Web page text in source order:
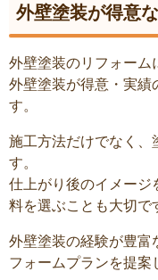
外壁塗装が得意
外壁塗装のリフォーム
外壁塗装が得意・実績
す。
施工方法だけでなく、
す。
仕上がり後のイメージ
料を選ぶことも大切で
外壁塗装の経験が豊富
フォームプランを提案